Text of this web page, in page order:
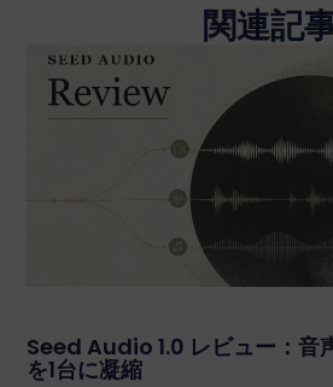
関連記
Seed Audio 1.0 レビュー：音
を1台に凝縮